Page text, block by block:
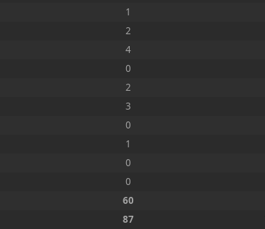
1
2
4
0
2
3
0
1
0
0
60
87